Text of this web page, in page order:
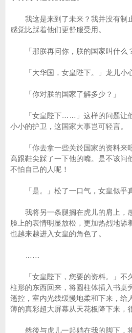
我这是来到了未来？我并没有制
感觉比踩着他们更舒服受用。
「那朕再问你，朕的国家叫什么？
「大华国，女皇陛下。」龙儿小心
「你对朕的国家了解多少？」
「女皇陛下……」这样的问题让他
小小的护卫，这国家大事岂可轻言。
「你去拿一些关於国家的资料来
高跟鞋尖踩了一下他的嘴。是不该问
不怕自己的人呢！
「是。」松了一口气，女皇似乎真
我将另一条腿搁在虎儿的肩上，
脸上的表情明显放松，更加热烈地舔
也越来越进入女皇的角色了。
……
「女皇陛下，您要的资料。」不
柱形的东西回来，将圆柱体插入书桌
遥控，室内光线缓慢地柔和下来，给
薄的真彩超大屏幕从天花板降下来，
然後与虎儿一起躺在我的脚下，